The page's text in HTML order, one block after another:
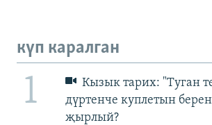
күп каралган
1
Кызык тарих: "Туган
дүртенче куплетын
җырлый?